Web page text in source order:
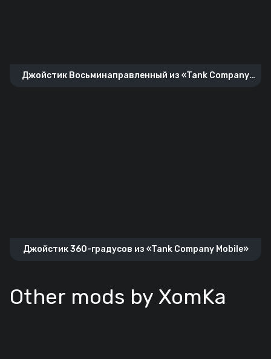
Джойстик Восьминаправленный из «Tank Company
Джойстик 360-градусов из «Tank Company Mobile»
Other mods by XomKa